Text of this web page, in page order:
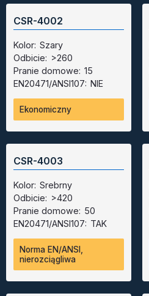
CSR-4002
Kolor: Szary
Odbicie: >260
Pranie domowe: 15
EN20471/ANSI107: NIE
Ekonomiczny
CSR-4003
Kolor: Srebrny
Odbicie: >420
Pranie domowe: 50
EN20471/ANSI107: TAK
Norma EN/ANSI,
nierozciągliwa